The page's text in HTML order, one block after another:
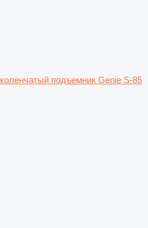
коленчатый подъемник Genie S-85